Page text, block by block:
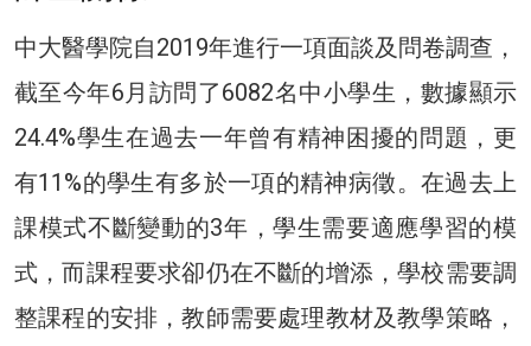
中大醫學院自2019年進行一項面談及問卷調查，
截至今年6月訪問了6082名中小學生，數據顯示
24.4%學生在過去一年曾有精神困擾的問題，更
有11%的學生有多於一項的精神病徵。在過去上
課模式不斷變動的3年，學生需要適應學習的模
式，而課程要求卻仍在不斷的增添，學校需要調
整課程的安排，教師需要處理教材及教學策略，